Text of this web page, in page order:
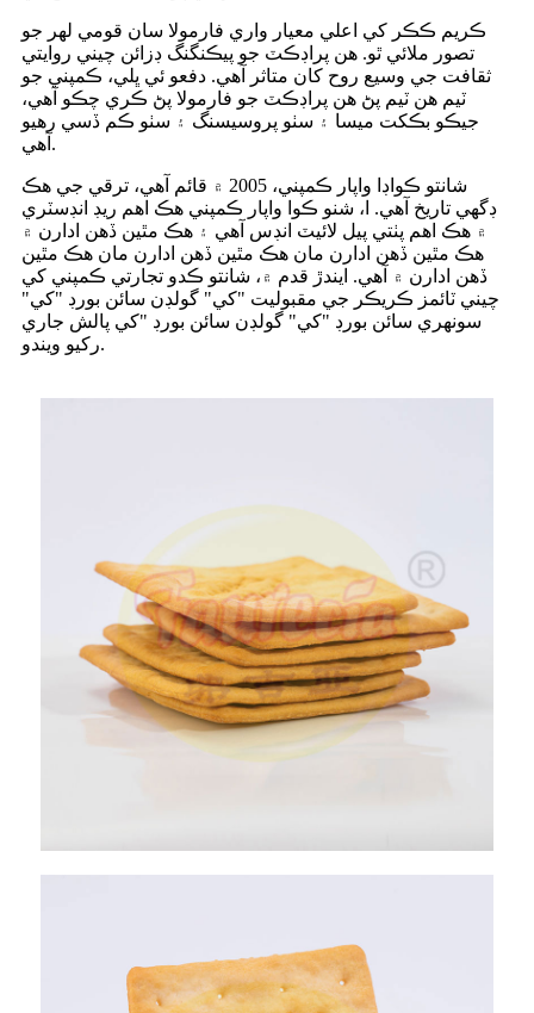
ڪريم ڪڪر کي اعلي معيار واري فارمولا سان قومي لهر جو
تصور ملائي ٿو. هن پراڊڪٽ جو پيڪنگنگ ڊزائن چيني روايتي
ثقافت جي وسيع روح کان متاثر آهي. دفعو ئي ڀلي، ڪمپني جو
ٽيم هن ٽيم پڻ هن پراڊڪٽ جو فارمولا پڻ ڪري چڪو آهي،
جيڪو بڪکت ميسا ۽ سٺو پروسيسنگ ۽ سٺو ڪم ڏسي رهيو
آهي.
شانتو ڪواڊا واپار ڪمپني، 2005 ۾ قائم آهي، ترقي جي هڪ
ڊگهي تاريخ آهي. ا، شنو ڪوا واپار ڪمپني هڪ اهم ريڊ انڊسٽري
۾ هڪ اهم پٺتي پيل لائيٽ انڊس آهي ۽ هڪ مٿين ڏهن ادارن ۾
هڪ مٿين ڏهن ادارن مان هڪ مٿين ڏهن ادارن مان هڪ مٿين
ڏهن ادارن ۾ آهي. ايندڙ قدم ۾، شانتو ڪدو تجارتي ڪمپني کي
چيني ٽائمز ڪريڪر جي مقبوليت "کي" گولڊن سائن بورڊ "کي"
سونهري سائن بورڊ "کي" گولڊن سائن بورڊ "کي پالش جاري
رکيو ويندو.